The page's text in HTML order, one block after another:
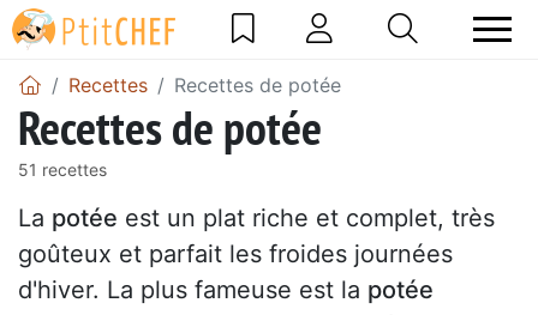
Recettes Recettes de potée
Recettes de potée
51 recettes
La potée est un plat riche et complet, très
goûteux et parfait les froides journées
d'hiver. La plus fameuse est la potée